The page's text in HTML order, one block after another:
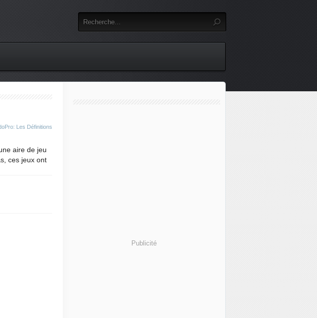
Les Définitions
aire de jeu
ces jeux ont
Publicité